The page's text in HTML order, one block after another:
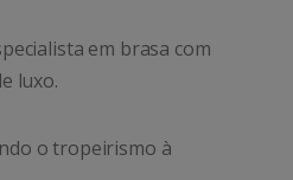
em brasa com
luxo.
o tropeirismo à